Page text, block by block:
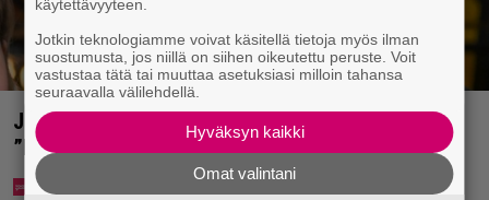
Jani Sievinen kokosi lapsikatraansa yhteen –
”Minun suurin perintöni heille”
käytettävyyteen.
Jotkin teknologiamme voivat käsitellä tietoja myös ilman
suostumusta, jos niillä on siihen oikeutettu peruste. Voit
vastustaa tätä tai muuttaa asetuksiasi milloin tahansa
seuraavalla välilehdellä.
Hyväksyn kaikki
Omat valintani